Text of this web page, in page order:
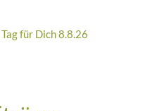
für Dich 8.8.26